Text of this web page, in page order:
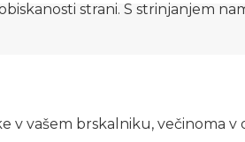
strani. S strinjanjem
vašem brskalniku, večinoma